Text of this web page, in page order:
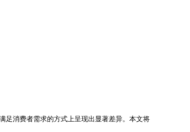
足消费者需求的方式上呈现出显著差异。本文将